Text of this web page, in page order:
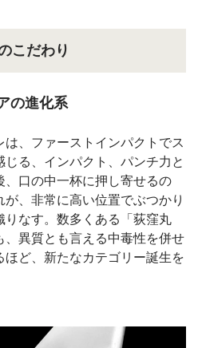
こだわり
の進化系
、ファーストインパクトでス
る、インパクト、パンチ力と
、口の中一杯に押し寄せるの
、非常に高い位置でぶつかり
なす。数多くある「荻窪丸
異質とも言える中毒性を併せ
ど、新たなカテゴリー誕生を